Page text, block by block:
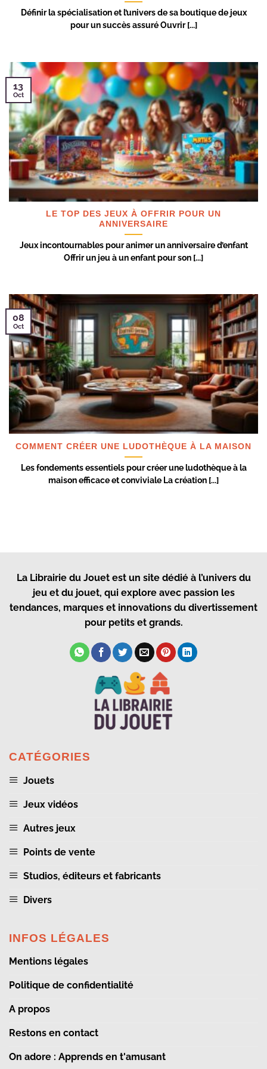
Définir la spécialisation et l’univers de sa boutique de jeux
pour un succès assuré Ouvrir [...]
LE TOP DES JEUX À OFFRIR POUR UN
ANNIVERSAIRE
Jeux incontournables pour animer un anniversaire d’enfant
Offrir un jeu à un enfant pour son [...]
13
Oct
COMMENT CRÉER UNE LUDOTHÈQUE À LA MAISON
Les fondements essentiels pour créer une ludothèque à la
maison efficace et conviviale La création [...]
08
Oct
La Librairie du Jouetest un site dédié à l’univers du
jeu et du jouet, qui explore avec passion les
tendances, marques et innovations du divertissement
pour petits et grands.
CATÉGORIES
Jouets
Jeux vidéos
Autres jeux
Points de vente
Studios, éditeurs et fabricants
Divers
INFOS LÉGALES
Mentions légales
Politique de confidentialité
A propos
Restons en contact
On adore : Apprends en t'amusant